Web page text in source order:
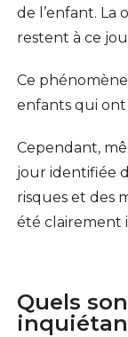
de l’enfant. La
restent à ce
Ce
enfants qui ont
Cependant,
jour identifiée
risques et des
été clairement
Quels